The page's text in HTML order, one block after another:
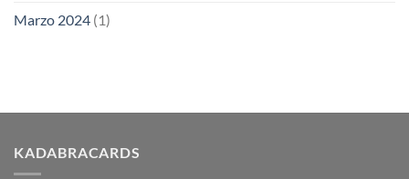
Marzo 2024 (1)
KADABRACARDS